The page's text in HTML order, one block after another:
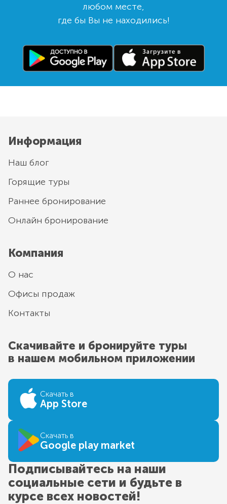
любом месте,
где бы Вы не находились!
Информация
Наш блог
Горящие туры
Раннее бронирование
Онлайн бронирование
Компания
О нас
Офисы продаж
Контакты
Скачивайте и бронируйте туры
в нашем мобильном приложении
Скачать в
App Store
Скачать в
Google play market
Подписывайтесь на наши
социальные сети и будьте в
курсе всех новостей!